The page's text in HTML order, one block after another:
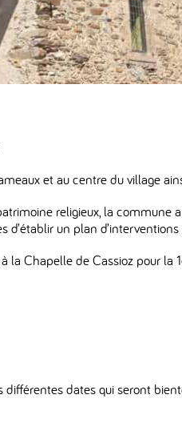
et au centre du village
religieux, la
un plan
la Chapelle de Cassioz pour
dates qui seront